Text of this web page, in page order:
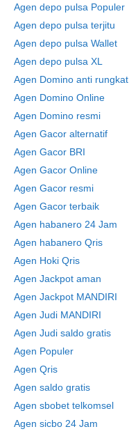
Agen depo pulsa Populer
Agen depo pulsa terjitu
Agen depo pulsa Wallet
Agen depo pulsa XL
Agen Domino anti rungkat
Agen Domino Online
Agen Domino resmi
Agen Gacor alternatif
Agen Gacor BRI
Agen Gacor Online
Agen Gacor resmi
Agen Gacor terbaik
Agen habanero 24 Jam
Agen habanero Qris
Agen Hoki Qris
Agen Jackpot aman
Agen Jackpot MANDIRI
Agen Judi MANDIRI
Agen Judi saldo gratis
Agen Populer
Agen Qris
Agen saldo gratis
Agen sbobet telkomsel
Agen sicbo 24 Jam